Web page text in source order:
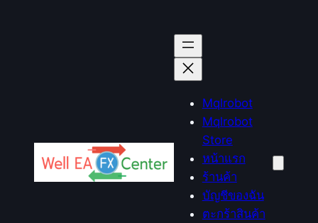
Mqlrobot
Mqlrobot
Store
หน้าแรก
ร้านค้า
บัญชีของฉัน
ตะกร้าสินค้า